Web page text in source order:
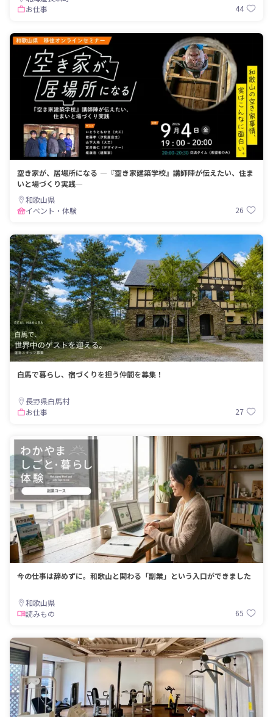
お仕事
44
空き家が、居場所になる ―『空き家建築学校』講師陣が伝えたい、住ま
いと場づくり実践―
和歌山県
イベント・体験
26
白馬で暮らし、宿づくりを担う仲間を募集！
長野県白馬村
お仕事
27
今の仕事は辞めずに。和歌山と関わる「副業」という入口ができました
和歌山県
読みもの
65